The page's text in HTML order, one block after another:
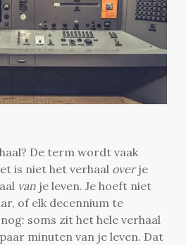
De term wordt vaak
is niet het verhaal overje
vanje leven. Je hoeft niet
of elk decennium te
soms zit het hele verhaal
minuten van je leven. Dat